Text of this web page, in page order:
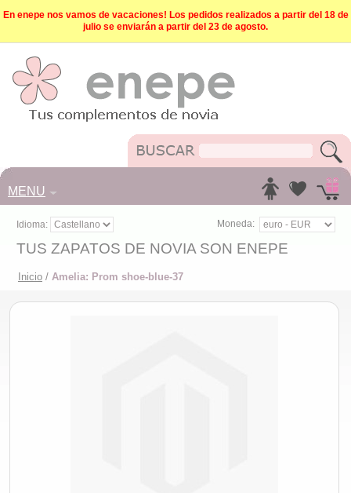
En enepe nos vamos de vacaciones! Los pedidos realizados a partir del 18 de
julio se enviarán a partir del 23 de agosto.
MENU
Idioma: Moneda:
TUS ZAPATOS DE NOVIA SON ENEPE
Inicio / Amelia: Prom shoe-blue-37